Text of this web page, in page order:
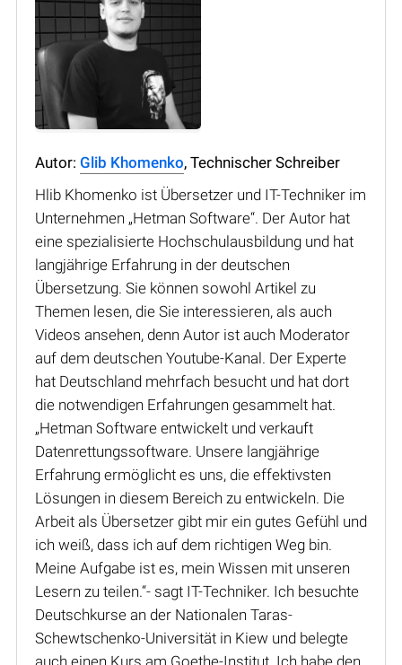
Autor: Glib Khomenko, Technischer Schreiber
Hlib Khomenko ist Übersetzer und IT-Techniker im
Unternehmen „Hetman Software“. Der Autor hat
eine spezialisierte Hochschulausbildung und hat
langjährige Erfahrung in der deutschen
Übersetzung. Sie können sowohl Artikel zu
Themen lesen, die Sie interessieren, als auch
Videos ansehen, denn Autor ist auch Moderator
auf dem deutschen Youtube-Kanal. Der Experte
hat Deutschland mehrfach besucht und hat dort
die notwendigen Erfahrungen gesammelt hat.
„Hetman Software entwickelt und verkauft
Datenrettungssoftware. Unsere langjährige
Erfahrung ermöglicht es uns, die effektivsten
Lösungen in diesem Bereich zu entwickeln. Die
Arbeit als Übersetzer gibt mir ein gutes Gefühl und
ich weiß, dass ich auf dem richtigen Weg bin.
Meine Aufgabe ist es, mein Wissen mit unseren
Lesern zu teilen.“- sagt IT-Techniker. Ich besuchte
Deutschkurse an der Nationalen Taras-
Schewtschenko-Universität in Kiew und belegte
auch einen Kurs am Goethe-Institut. Ich habe den